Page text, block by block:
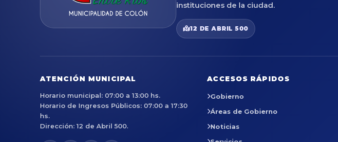
instituciones de la ciudad.
12 DE ABRIL 500
ATENCIÓN MUNICIPAL
Horario municipal: 07:00 a 13:00 hs.
Horario de Ingresos Públicos: 07:00 a 17:30
hs.
Dirección: 12 de Abril 500.
ACCESOS RÁPIDOS
Gobierno
Áreas de Gobierno
Noticias